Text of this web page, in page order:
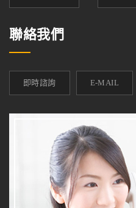
聯絡我們
即時諮詢 E-MAIL